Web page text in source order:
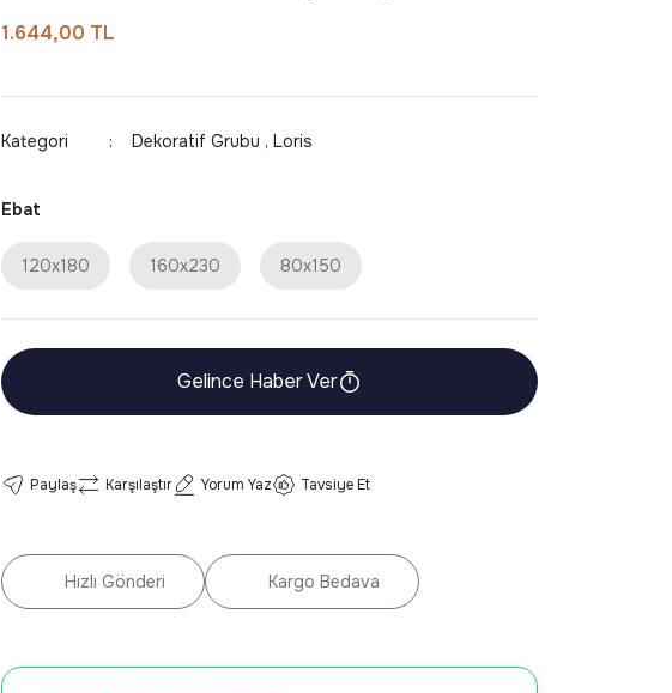
1.644,00 TL
Kategori Dekoratif Grubu , Loris
Ebat
120x180 160x230 80x150
Gelince Haber Ver
Paylaş Karşılaştır Yorum Yaz Tavsiye Et
Hızlı Gönderi Kargo Bedava